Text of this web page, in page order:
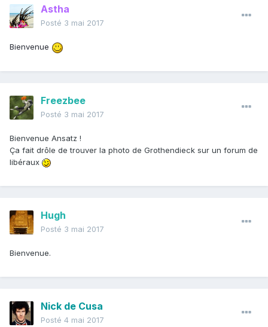
Astha
Posté 3 mai 2017
Bienvenue
Freezbee
Posté 3 mai 2017
Bienvenue Ansatz !
Ça fait drôle de trouver la photo de Grothendieck sur un forum de
libéraux
Hugh
Posté 3 mai 2017
Bienvenue.
Nick de Cusa
Posté 4 mai 2017